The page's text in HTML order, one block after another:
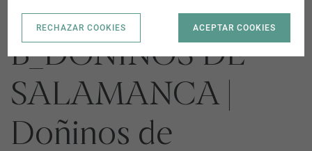
UR-I2 PE-
B_DOÑINOS DE
SALAMANCA |
Doñinos de
RECHAZAR COOKIES ACEPTAR COOKIES